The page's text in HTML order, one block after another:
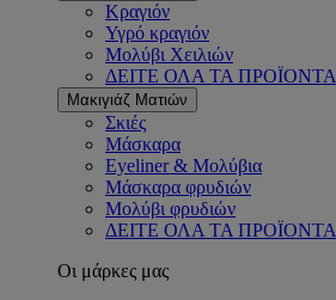
Κραγιόν
Υγρό κραγιόν
Μολύβι Χειλιών
ΔΕΙΤΕ ΟΛΑ ΤΑ ΠΡΟΪΟΝΤΑ
Μακιγιάζ Ματιών
Σκιές
Μάσκαρα
Eyeliner & Μολύβια
Μάσκαρα φρυδιών
Μολύβι φρυδιών
ΔΕΙΤΕ ΟΛΑ ΤΑ ΠΡΟΪΟΝΤΑ
Οι μάρκες μας